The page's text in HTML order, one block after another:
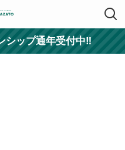
シップ通年受付中‼